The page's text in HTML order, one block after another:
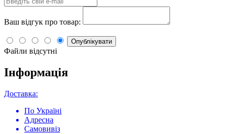
Ваш відгук про товар:
Опублікувати
Файли відсутні
Інформація
Доставка:
По Україні
Адресна
Самовивіз